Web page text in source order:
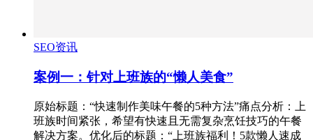
SEO资讯
案例一：针对上班族的“懒人美食”
原始标题：“快速制作美味午餐的5种方法”痛点分析：上
班族时间紧张，希望有快速且无需复杂烹饪技巧的午餐
解决方案。优化后的标题：“上班族福利！5款懒人速成